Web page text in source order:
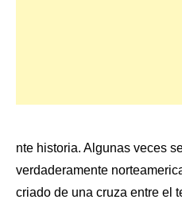
nte historia. Algunas veces
verdaderamente
criado de una cruza entre el